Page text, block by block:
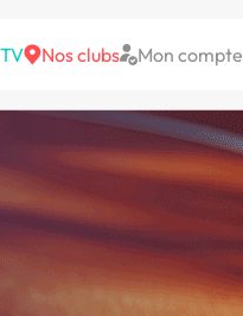
Nos clubs Mon compte